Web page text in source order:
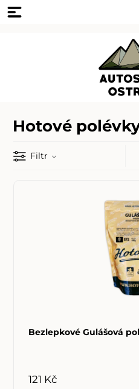
Hotové
Filtr
Bezlepkové Gulášová
121 Kč